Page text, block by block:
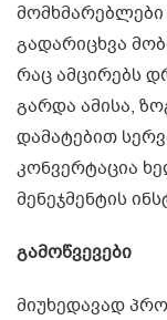
გადარიცხვა
რაც ამცირებს
გარდა ამისა,
დამატებით
კონვერტაცია
მენეჯმენტის
გამოწვევები
მიუხედავად